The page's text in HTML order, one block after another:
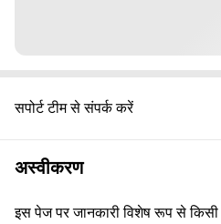
सपोर्ट टीम से संपर्क करें
अस्वीकरण
इस पेज पर जानकारी विशेष रूप से किसी